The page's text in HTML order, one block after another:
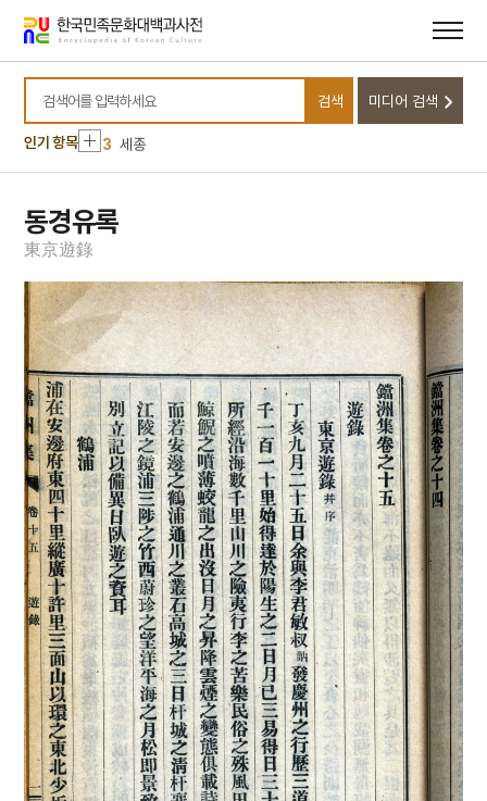
바로가기
바로가기
검색어를 입력하세요
검색 미디어 검색
인기 항목
10 구운몽
1 금성대군
2 세조
3
세종
4 곽선
5
8 전봉준
9
겸재집
10 구운몽
1 금성대군
2 세조
3 세종
4 곽선
5 매화외사
6 노국대장공주
7 안노생
8 전봉준
9 겸재집
10 구운몽
동경유록
東京遊錄